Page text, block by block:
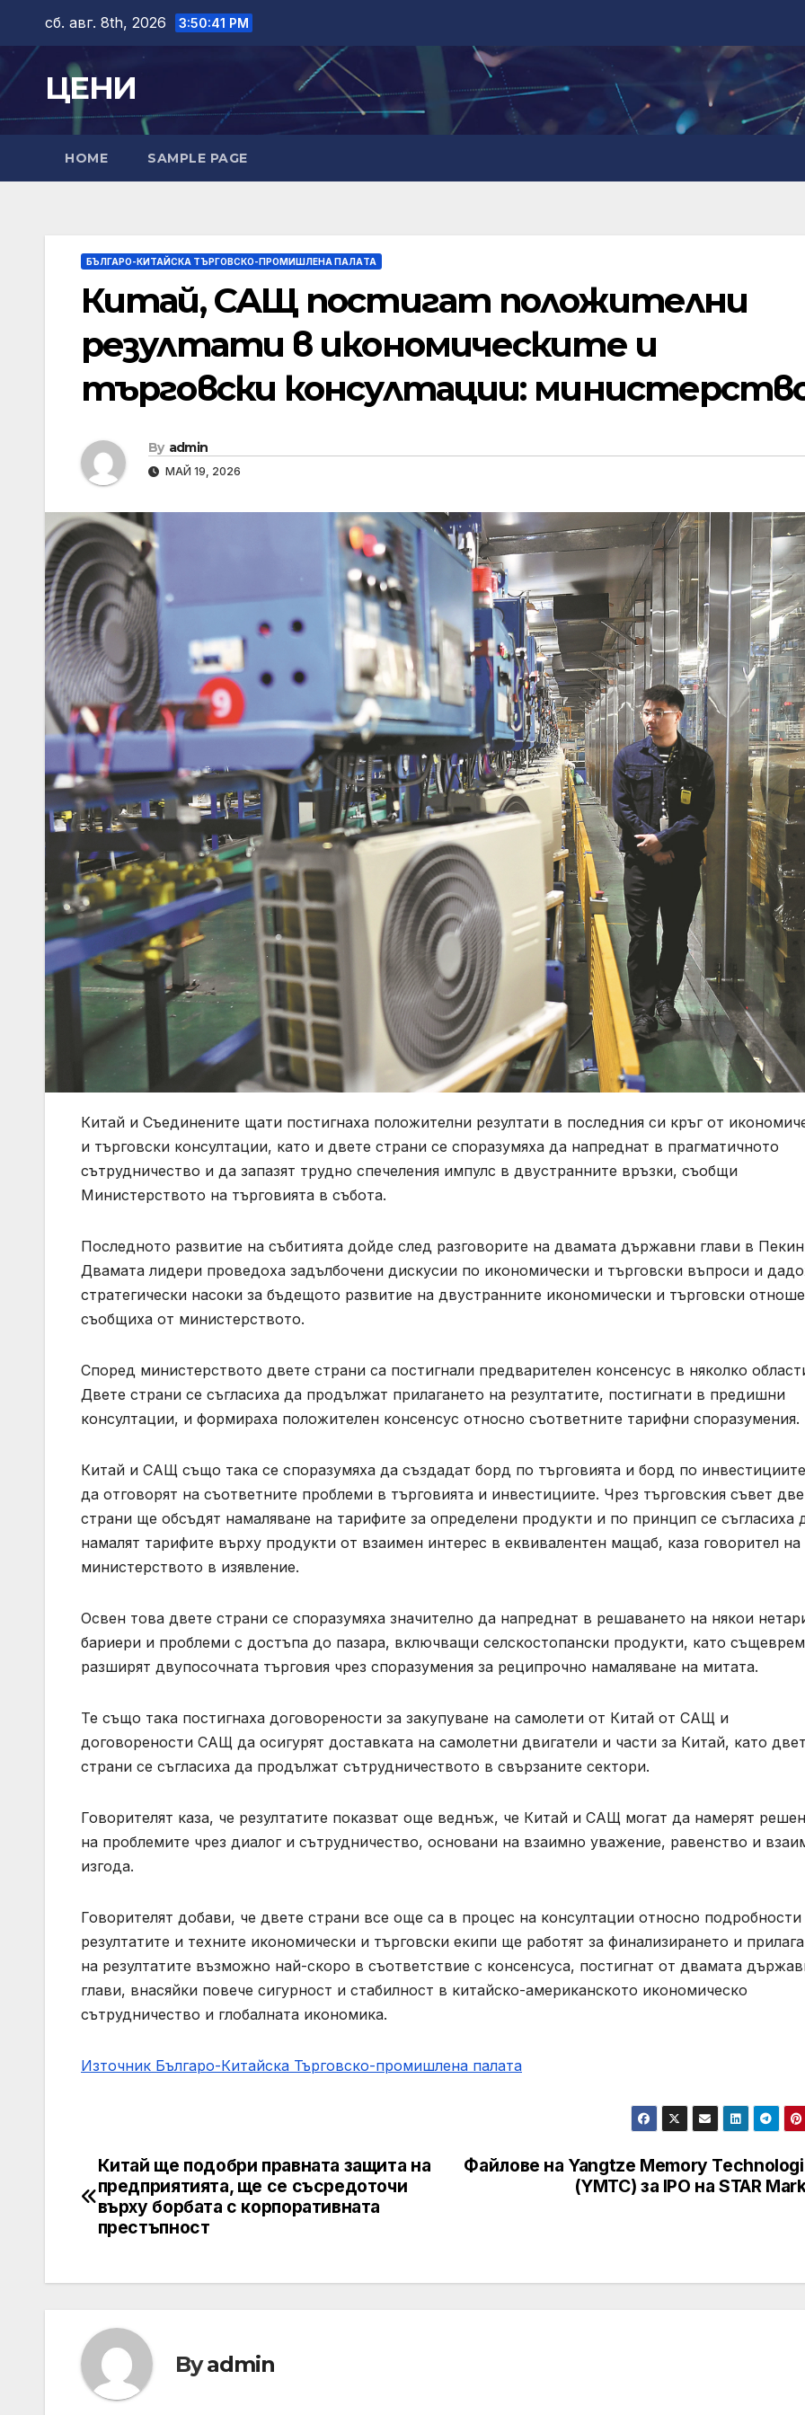
content
сб. авг. 8th, 2026 3:50:43 PM
ЦЕНИ
HOME SAMPLE PAGE
БЪЛГАРО-КИТАЙСКА ТЪРГОВСКО-ПРОМИШЛЕНА ПАЛAТА
Китай, САЩ постигат положителни
резултати в икономическите и
търговски консултации:
By admin
МАЙ 19, 2026
Китай и Съединените щати постигнаха положителни резултати в последния си кръг от
и търговски консултации, като и двете страни се споразумяха да напреднат в прагматичното
сътрудничество и да запазят трудно спечеления импулс в двустранните връзки, съобщи
Министерството на търговията в събота.
Последното развитие на събитията дойде след разговорите на двамата държавни глави в
Двамата лидери проведоха задълбочени дискусии по икономически и търговски въпроси и
стратегически насоки за бъдещото развитие на двустранните икономически и търговски
съобщиха от министерството.
Според министерството двете страни са постигнали предварителен консенсус в няколко
Двете страни се съгласиха да продължат прилагането на резултатите, постигнати в предишни
консултации, и формираха положителен консенсус относно съответните тарифни споразумения.
Китай и САЩ също така се споразумяха да създадат борд по търговията и борд по
да отговорят на съответните проблеми в търговията и инвестициите. Чрез търговския съвет
страни ще обсъдят намаляване на тарифите за определени продукти и по принцип се съгласиха
намалят тарифите върху продукти от взаимен интерес в еквивалентен мащаб, каза говорител на
министерството в изявление.
Освен това двете страни се споразумяха значително да напреднат в решаването на някои
бариери и проблеми с достъпа до пазара, включващи селскостопански продукти, като
разширят двупосочната търговия чрез споразумения за реципрочно намаляване на митата.
Те също така постигнаха договорености за закупуване на самолети от Китай от САЩ и
договорености САЩ да осигурят доставката на самолетни двигатели и части за Китай, като
страни се съгласиха да продължат сътрудничеството в свързаните сектори.
Говорителят каза, че резултатите показват още веднъж, че Китай и САЩ могат да намерят
на проблемите чрез диалог и сътрудничество, основани на взаимно уважение, равенство и
изгода.
Говорителят добави, че двете страни все още са в процес на консултации относно подробности
резултатите и техните икономически и търговски екипи ще работят за финализирането и
на резултатите възможно най-скоро в съответствие с консенсуса, постигнат от двамата
глави, внасяйки повече сигурност и стабилност в китайско-американското икономическо
сътрудничество и глобалната икономика.
Източник Българо-Китайска Търговско-промишлена палaта
Навигация
Файлове на Yangtze Memory
(YMTC) за IPO на STAR
Китай ще подобри правната защита на
предприятията, ще се съсредоточи
върху борбата с корпоративната
престъпност
Byadmin